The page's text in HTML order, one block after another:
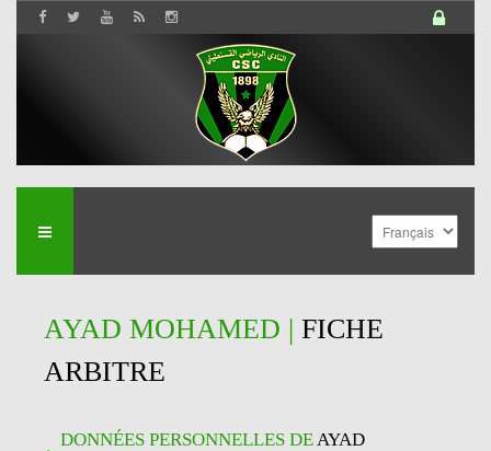
AYAD MOHAMED | FICHE
ARBITRE
DONNÉES PERSONNELLES DEAYAD